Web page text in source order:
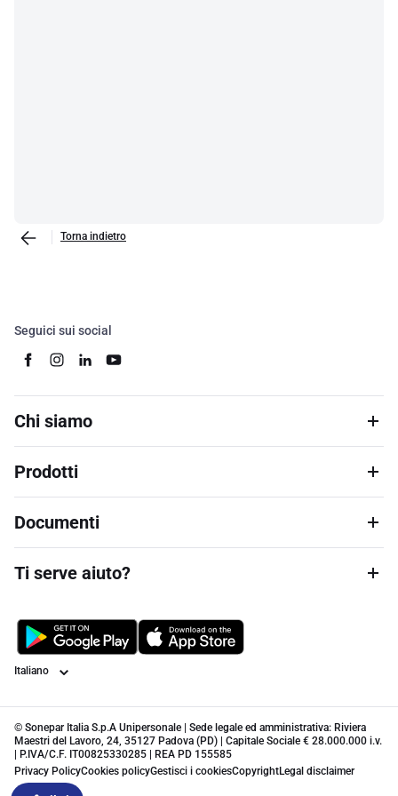
Torna indietro
Seguici sui social
Chi siamo
Prodotti
Documenti
Ti serve aiuto?
Lingua
© Sonepar Italia S.p.A Unipersonale | Sede legale ed amministrativa: Riviera
Maestri del Lavoro, 24, 35127 Padova (PD) | Capitale Sociale € 28.000.000 i.v.
| P.IVA/C.F. IT00825330285 | REA PD 155585
Privacy PolicyCookies policyGestisci i cookiesCopyrightLegal disclaimer